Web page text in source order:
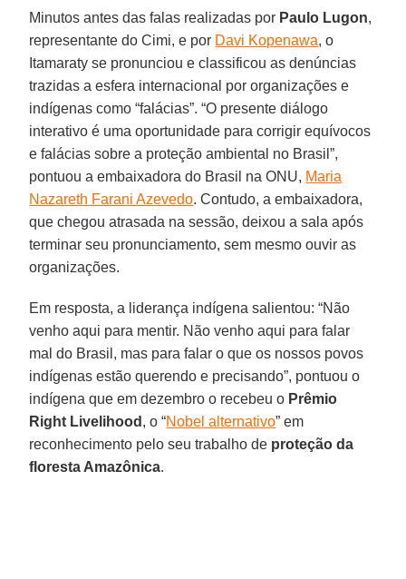
Minutos antes das falas realizadas por Paulo Lugon,
representante do Cimi, e por Davi Kopenawa, o
Itamaraty se pronunciou e classificou as denúncias
trazidas a esfera internacional por organizações e
indígenas como “falácias”. “O presente diálogo
interativo é uma oportunidade para corrigir equívocos
e falácias sobre a proteção ambiental no Brasil”,
pontuou a embaixadora do Brasil na ONU, Maria
Nazareth Farani Azevedo. Contudo, a embaixadora,
que chegou atrasada na sessão, deixou a sala após
terminar seu pronunciamento, sem mesmo ouvir as
organizações.
Em resposta, a liderança indígena salientou: “Não
venho aqui para mentir. Não venho aqui para falar
mal do Brasil, mas para falar o que os nossos povos
indígenas estão querendo e precisando”, pontuou o
indígena que em dezembro o recebeu o Prêmio
Right Livelihood , o “Nobel alternativo” em
reconhecimento pelo seu trabalho de proteção da
floresta Amazônica.